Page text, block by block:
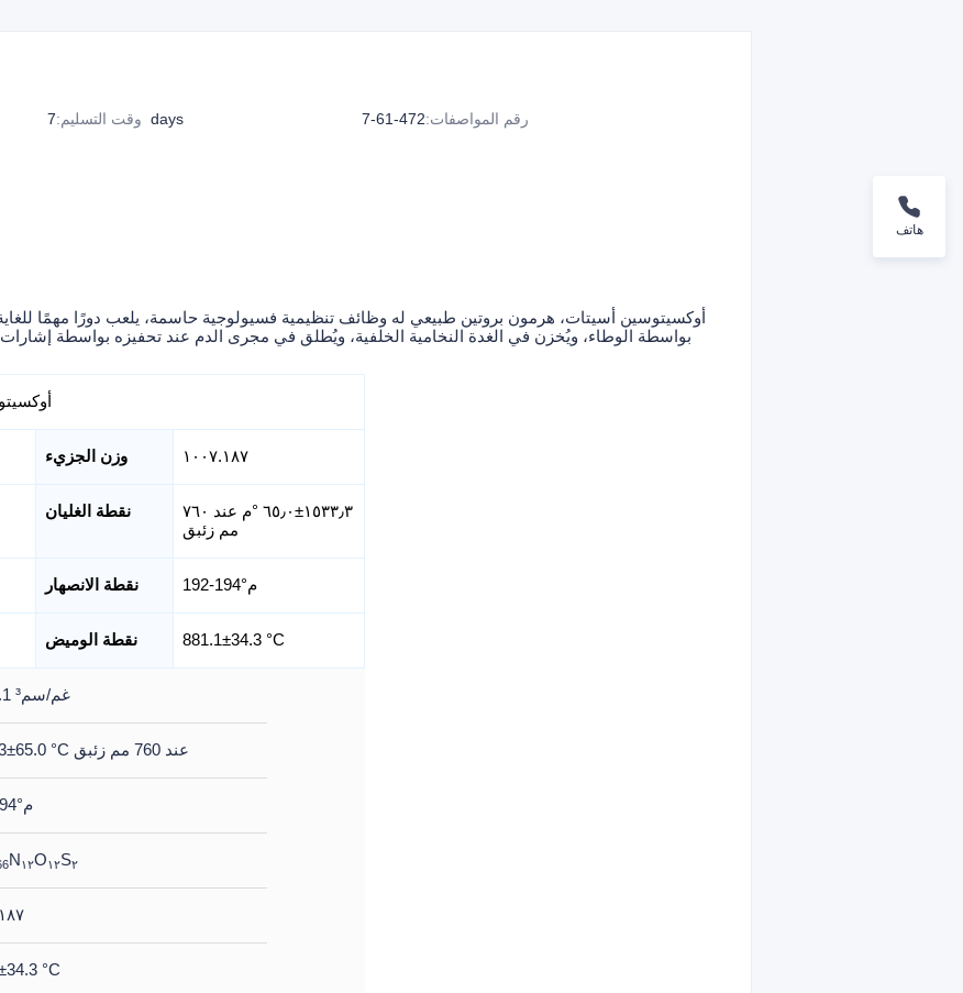
وقت التسليم: 7days رقم المواصفات:
472-61-7
أوكسيتوسين أسيتات، هرمون بروتين طبيعي له وظائف تنظيمية فسيولوجية حاسمة، يلعب دورًا مهمًا
بواسطة الوطاء، ويُخزن في الغدة النخامية الخلفية، ويُطلق في مجرى الدم عند تحفيزه بواسطة
وزن الجزيء ١٠٠٧.١٨٧
نقطة الغليان
١٥٣٣٫٣±٦٥٫٠ °م عند ٧٦٠
مم زئبق
نقطة الانصهار 192-194°م
نقطة الوميض 881.1±34.3 °C
1.3±0.1 غم/سم³
1533.3±65.0 °C عند 760 مم زئبق
192-194°م
N ١٢O١٢S٢
°C
هاتف